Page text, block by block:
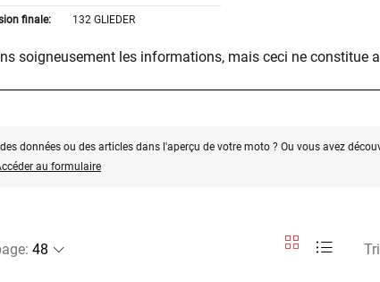
finale: 132 GLIEDER
soigneusement les informations, mais ceci ne constitue
des données ou des articles dans l'aperçu de votre moto ? Ou vous avez
au formulaire
: